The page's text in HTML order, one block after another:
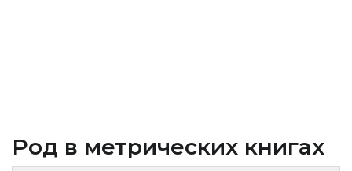
Род в метрических книгах